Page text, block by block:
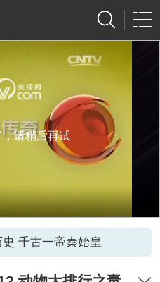
，请稍后再试
千古一帝秦始皇